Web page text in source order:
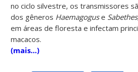
no ciclo silvestre, os transmissores
dos gêneros Haemagoguse Sabethes
em áreas de floresta e infectam
macacos.
(mais…)